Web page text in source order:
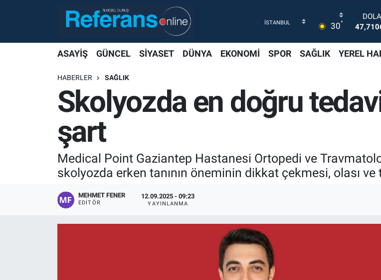
30°
ASAYİŞ GÜNCEL SİYASET DÜNYA EKONOMİ SPOR SAĞLIK YEREL
HABERLER SAĞLIK
Skolyozda en doğru
şart
Medical Point Gaziantep Hastanesi Ortopedi ve
skolyozda erken tanının öneminin dikkat çekmesi, olası
MEHMET FENER
EDITÖR
12.09.2025 - 09:23
YAYINLANMA